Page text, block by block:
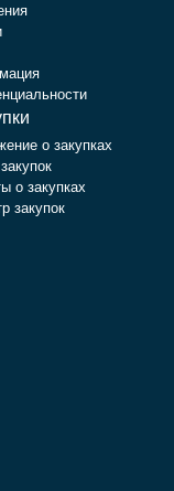
о закупках
о закупках
закупок